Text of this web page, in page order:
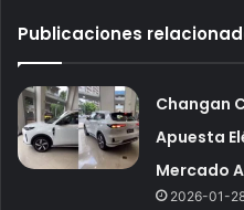
Publicaciones
Changan
Apuesta
Mercado
2026-01-